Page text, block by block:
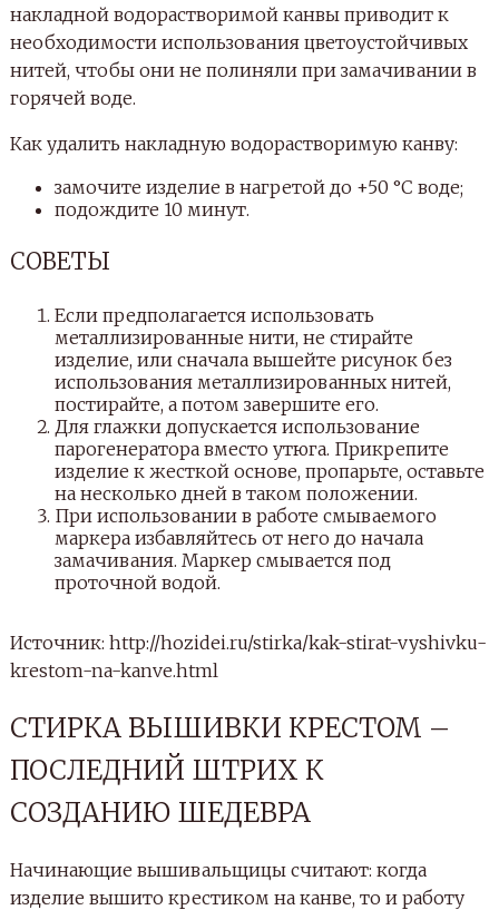
накладной водорастворимой канвы приводит к
необходимости использования цветоустойчивых
нитей, чтобы они не полиняли при замачивании в
горячей воде.
Как удалить накладную водорастворимую канву:
замочите изделие в нагретой до +50 °С воде;
подождите 10 минут.
СОВЕТЫ
Если предполагается использовать
металлизированные нити, не стирайте
изделие, или сначала вышейте рисунок без
использования металлизированных нитей,
постирайте, а потом завершите его.
Для глажки допускается использование
парогенератора вместо утюга. Прикрепите
изделие к жесткой основе, пропарьте, оставьте
на несколько дней в таком положении.
При использовании в работе смываемого
маркера избавляйтесь от него до начала
замачивания. Маркер смывается под
проточной водой.
Источник: http://hozidei.ru/stirka/kak-stirat-vyshivku-
krestom-na-kanve.html
СТИРКА ВЫШИВКИ КРЕСТОМ –
ПОСЛЕДНИЙ ШТРИХ К
СОЗДАНИЮ ШЕДЕВРА
Начинающие вышивальщицы считают: когда
изделие вышито крестиком на канве, то и работу